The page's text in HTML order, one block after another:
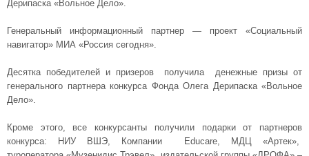
Дерипаска «Вольное Дело».
Генеральный информационный партнер — проект «Социальный
навигатор» МИА «Россия сегодня».
Десятка победителей и призеров получила денежные призы от
генерального партнера конкурса Фонда Олега Дерипаска «Вольное
Дело».
Кроме этого, все конкурсанты получили подарки от партнеров
конкурса: НИУ ВШЭ, Компании Educare, МДЦ «Артек»,